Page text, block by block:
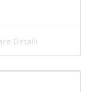
Detalii